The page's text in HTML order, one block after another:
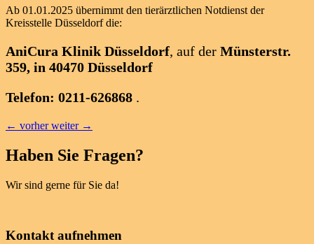
Ab 01.01.2025 übernimmt den tierärztlichen Notdienst der
Kreisstelle Düsseldorf die:
AniCura Klinik Düsseldorf, auf der Münsterstr.
359, in 40470 Düsseldorf
Telefon: 0211-626868 .
← vorher weiter→
Haben Sie Fragen?
Wir sind gerne für Sie da!
Kontakt aufnehmen